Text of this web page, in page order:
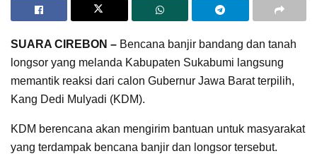
SUARA CIREBON – Bencana banjir bandang dan tanah
longsor yang melanda Kabupaten Sukabumi langsung
memantik reaksi dari calon Gubernur Jawa Barat terpilih,
Kang Dedi Mulyadi (KDM).
KDM berencana akan mengirim bantuan untuk masyarakat
yang terdampak bencana banjir dan longsor tersebut.